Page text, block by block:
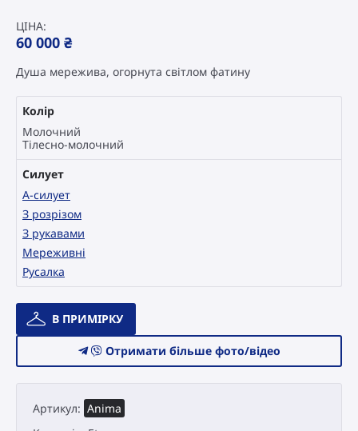
ЦІНА:
60 000 ₴
Душа мережива, огорнута світлом фатину
Колір
Молочний
Тілесно-молочний
Силует
А-силует
З розрізом
З рукавами
Мереживні
Русалка
Весільна
сукня
Eterna
В ПРИМІРКУ
Отримати більше фото/відео
Артикул: Anima